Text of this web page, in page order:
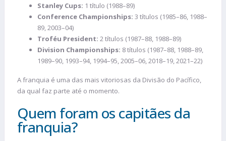
Stanley Cups: 1 título (1988–89)
Conference Championships: 3 títulos (1985–86, 1988–
89, 2003–04)
Troféu President: 2 títulos (1987–88, 1988–89)
Division Championships: 8 títulos (1987–88, 1988–89,
1989–90, 1993–94, 1994–95, 2005–06, 2018–19, 2021–22)
A franquia é uma das mais vitoriosas da Divisão do Pacífico,
da qual faz parte até o momento.
Quem foram os capitães da
franquia?